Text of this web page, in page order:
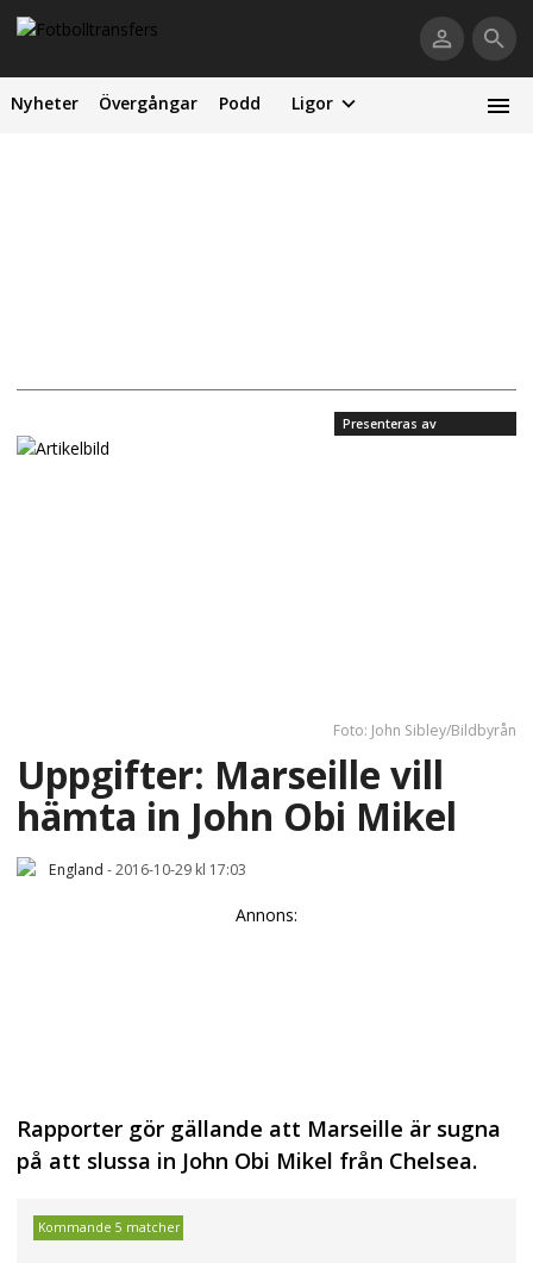
Nyheter Övergångar Podd Ligor
Presenteras av
Foto: John Sibley/Bildbyrån
Uppgifter: Marseille vill
hämta in John Obi Mikel
England -2016-10-29 kl 17:03
Annons:
Rapporter gör gällande att Marseille är sugna
på att slussa in John Obi Mikel från Chelsea.
Kommande 5 matcher